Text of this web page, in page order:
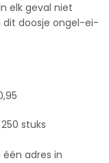
elk geval niet
dit doosje ongel-ei-
stuks
adres in